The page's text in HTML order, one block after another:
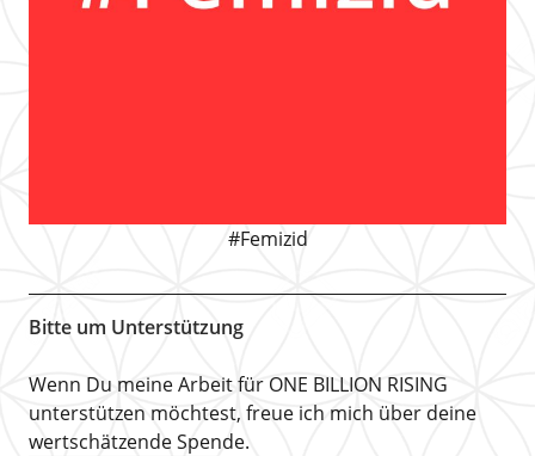
#Femizid
Bitte um Unterstützung
Wenn Du meine Arbeit für ONE BILLION RISING
unterstützen möchtest, freue ich mich über deine
wertschätzende Spende.